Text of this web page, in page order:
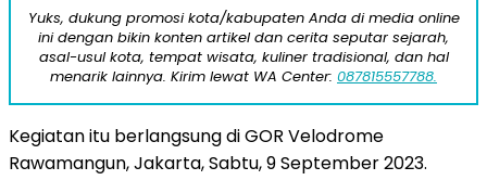
Yuks, dukung promosi kota/kabupaten Anda di media online
ini dengan bikin konten artikel dan cerita seputar sejarah,
asal-usul kota, tempat wisata, kuliner tradisional, dan hal
menarik lainnya. Kirim lewat WA Center: 087815557788.
Kegiatan itu berlangsung di GOR Velodrome
Rawamangun, Jakarta, Sabtu, 9 September 2023.